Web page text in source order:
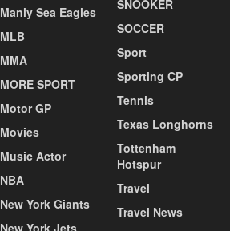
Manly Sea Eagles
MLB
MMA
MORE SPORT
Motor GP
Movies
Music Actor
NBA
New York Giants
New York Jets
SNOOKER
SOCCER
Sport
Sporting CP
Tennis
Texas Longhorns
Tottenham
Hotspur
Travel
Travel News